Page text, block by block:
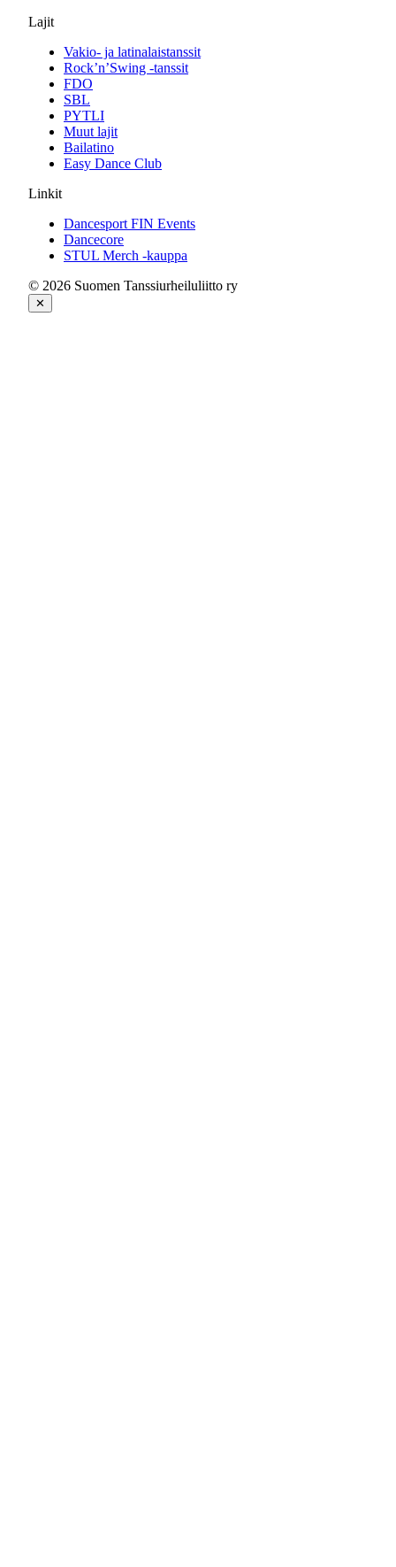
Lajit
Vakio- ja latinalaistanssit
Rock’n’Swing -tanssit
FDO
SBL
PYTLI
Muut lajit
Bailatino
Easy Dance Club
Linkit
Dancesport FIN Events
Dancecore
STUL Merch -kauppa
© 2026 Suomen Tanssiurheiluliitto ry
✕